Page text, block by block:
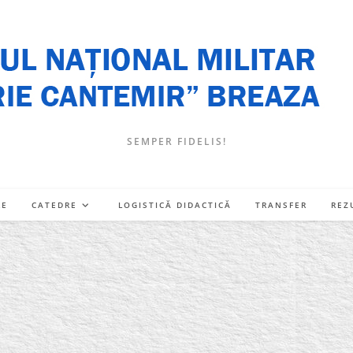
SEMPER FIDELIS!
CATEDRE LOGISTICĂ DIDACTICĂ TRANSFER